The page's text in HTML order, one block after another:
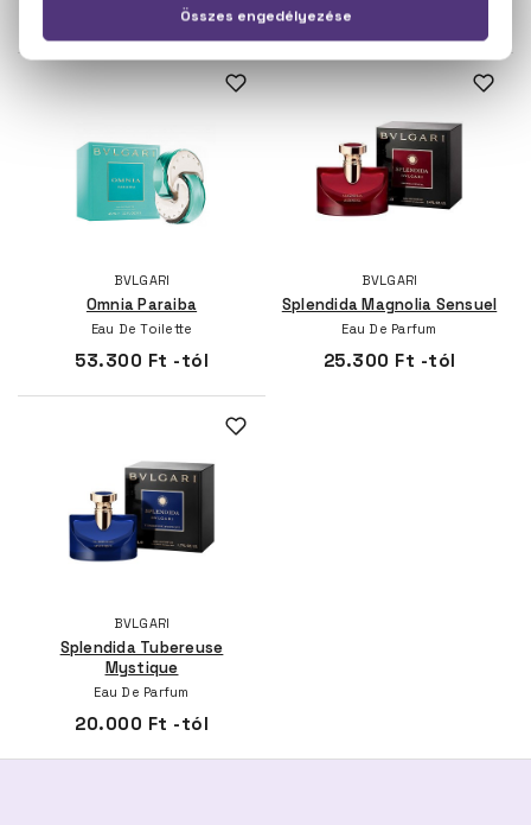
29.600 Ft -tól 34.900 Ft -tól
BVLGARI
Omnia Paraiba
Eau De Toilette
53.300 Ft -tól
BVLGARI
Splendida Magnolia Sensuel
Eau De Parfum
25.300 Ft -tól
BVLGARI
Splendida Tubereuse
Mystique
Eau De Parfum
20.000 Ft -tól